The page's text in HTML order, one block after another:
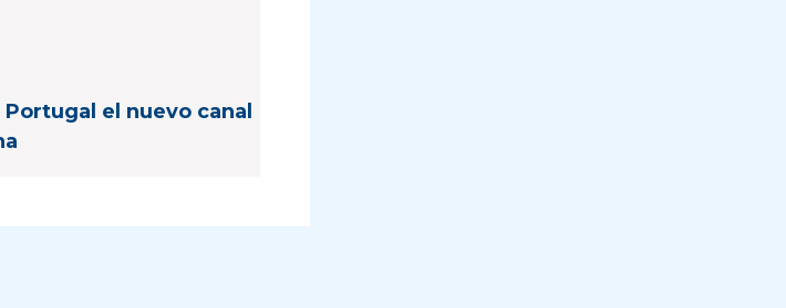
Portugal el nuevo canal